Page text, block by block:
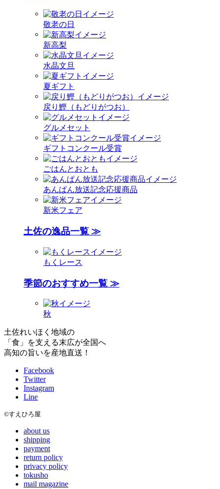
敬老の日
新高梨
水晶文旦
夏ギフト
戻り鰹（もどりがつお）
グルメセット
ギフトコンクール受賞
ごはんとおとも
あんぱん放送記念応援商品
新米フェア
土佐の逸品一覧 ≫
もくレース
季節のおすすめ一覧 ≫
秋
土佐れいほく地域の
「食」を支える末広が全国へ
高知の旨いを産地直送！
Facebook
Twitter
Instagram
Line
©すえひろ屋
about us
shipping
payment
return policy
privacy policy
tokusho
mail magazine